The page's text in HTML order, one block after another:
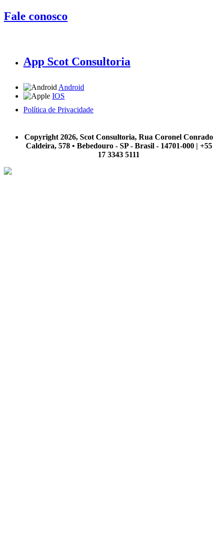
Fale conosco
App Scot Consultoria
Android
IOS
Política de Privacidade
Copyright 2026, Scot Consultoria, Rua Coronel Conrado
Caldeira, 578 • Bebedouro - SP - Brasil - 14701-000 | +55
17 3343 5111